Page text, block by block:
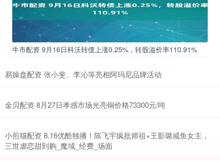
牛市配资 9月16日科沃转债上涨0.25%，转股溢价率110.91%
易操盘配资 张小斐、李沁等亮相阿玛尼品牌活动
金贝配资 8月27日孝感市场光亮铜价格73300元/吨
小煎猫配资 8.16优酷独播！陈飞宇疯批师祖×王影璐咸鱼女主，
三世虐恋甜到齁_魔域_经费_场面